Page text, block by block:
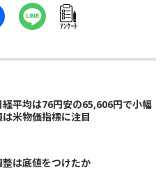
ｱﾝｹｰﾄ
経平均は76円安の65,606円で小幅
米物価指標に注目
は底値をつけたか